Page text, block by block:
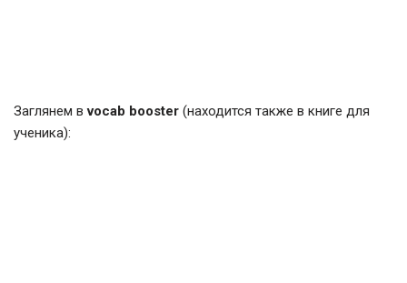
Заглянем вvocab booster (находится также в книге для
ученика):